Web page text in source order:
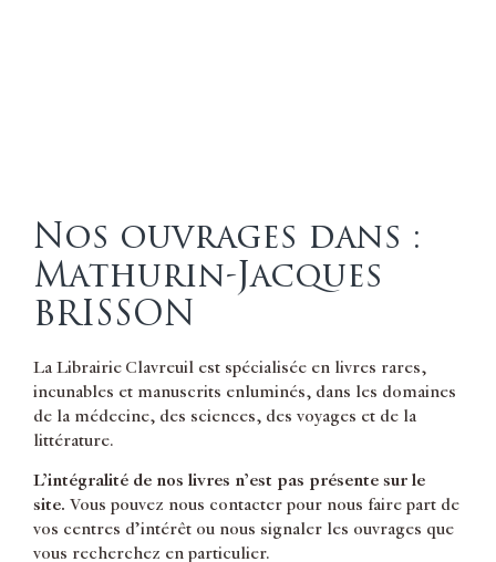
Nos ouvrages dans :
Mathurin-Jacques
BRISSON
La Librairie Clavreuil est spécialisée en livres rares,
incunables et manuscrits enluminés, dans les domaines
de la médecine, des sciences, des voyages et de la
littérature.
L’intégralité de nos livres n’est pas présente sur le
site. Vous pouvez nous contacter pour nous faire part de
vos centres d’intérêt ou nous signaler les ouvrages que
vous recherchez en particulier.